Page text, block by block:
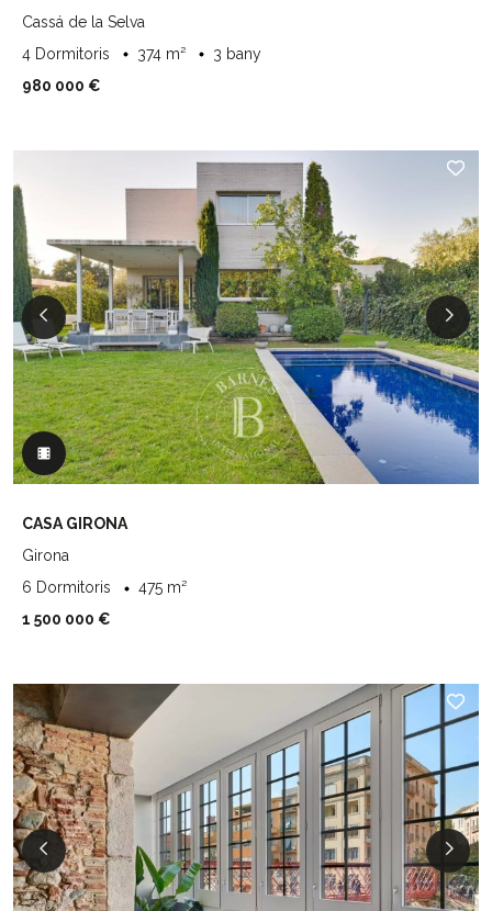
Cassá de la Selva
4 Dormitoris
374 m²
3 bany
980 000 €
CASA GIRONA
Girona
6 Dormitoris
475 m²
1 500 000 €